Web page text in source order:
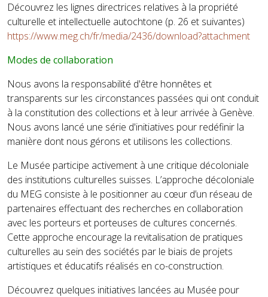
Découvrez les lignes directrices relatives à la propriété
culturelle et intellectuelle autochtone (p. 26 et suivantes)
https://www.meg.ch/fr/media/2436/download?attachment
Modes de collaboration
Nous avons la responsabilité d'être honnêtes et
transparents sur les circonstances passées qui ont conduit
à la constitution des collections et à leur arrivée à Genève.
Nous avons lancé une série d'initiatives pour redéfinir la
manière dont nous gérons et utilisons les collections.
Le Musée participe activement à une critique décoloniale
des institutions culturelles suisses. L’approche décoloniale
du MEG consiste à le positionner au cœur d’un réseau de
partenaires effectuant des recherches en collaboration
avec les porteurs et porteuses de cultures concernés.
Cette approche encourage la revitalisation de pratiques
culturelles au sein des sociétés par le biais de projets
artistiques et éducatifs réalisés en co-construction.
Découvrez quelques initiatives lancées au Musée pour